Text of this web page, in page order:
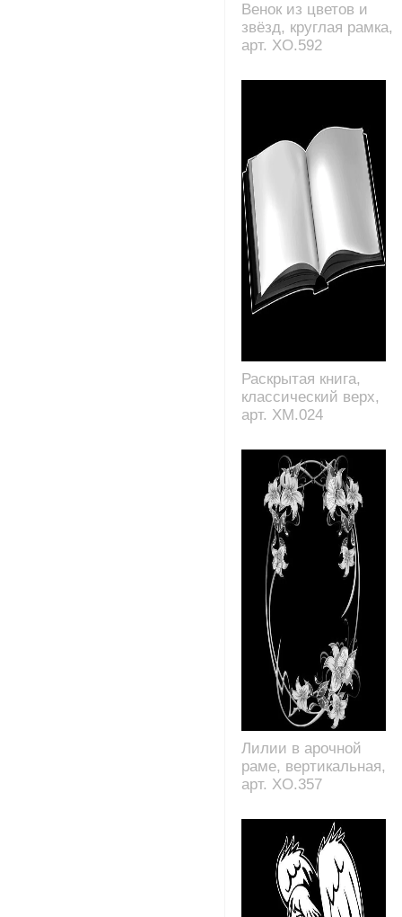
Венок из цветов и
звёзд, круглая рамка,
арт. XO.592
Раскрытая книга,
классический верх,
арт. XM.024
Лилии в арочной
раме, вертикальная,
арт. XO.357